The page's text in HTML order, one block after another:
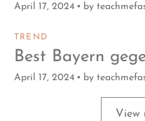
April 17, 2024 by
TREND
Best Bayern
April 17, 2024 by
View